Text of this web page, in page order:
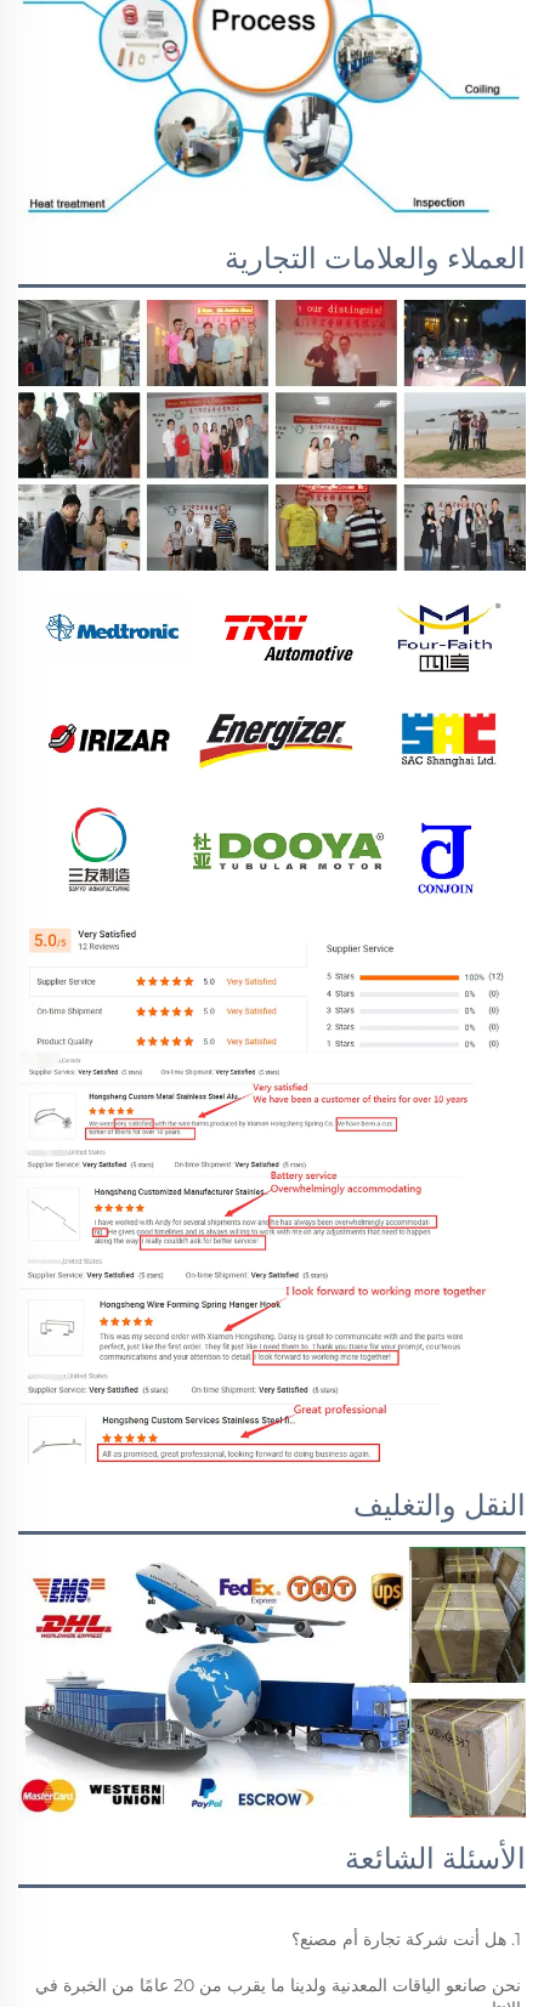
العملاء والعلامات التجارية
النقل والتغليف
الأسئلة الشائعة
1. هل أنت شركة تجارة أم مصنع؟